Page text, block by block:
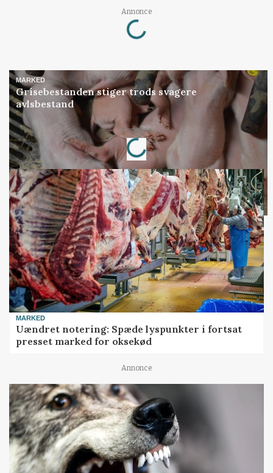
Annonce
Loading...
MARKED
Grisebestanden stiger trods svagere
avlsbestand
Annonce
Loading...
MARKED
Uændret notering: Spæde lyspunkter i fortsat
presset marked for oksekød
Annonce